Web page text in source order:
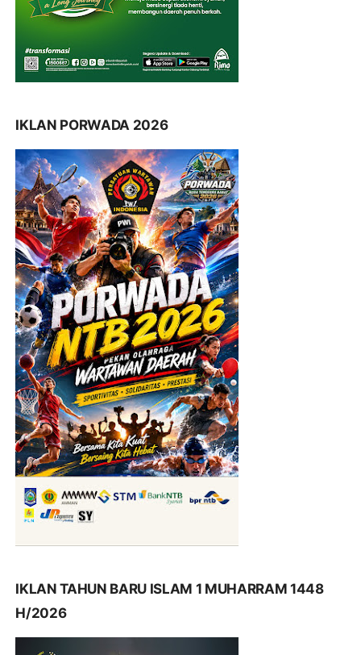
IKLAN PORWADA 2026
IKLAN TAHUN BARU ISLAM 1 MUHARRAM 1448
H/2026